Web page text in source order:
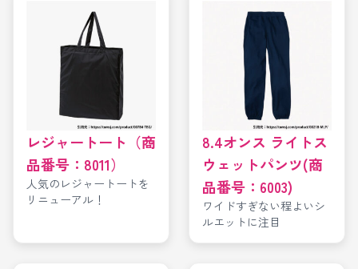
レジャートート（商
品番号：8011）
人気のレジャートートを
リニューアル！
8.4オンス ライトス
ウェットパンツ(商
品番号：6003)
ワイドすぎない程よいシ
ルエットに注目